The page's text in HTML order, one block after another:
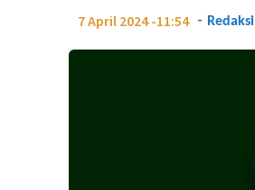
7 April 2024 -11:54 - Redaksi